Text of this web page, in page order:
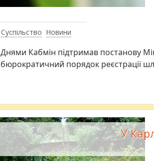
Суспільство Новини
Днями Кабмін підтримав постанову
бюрократичний порядок реєстрації
У